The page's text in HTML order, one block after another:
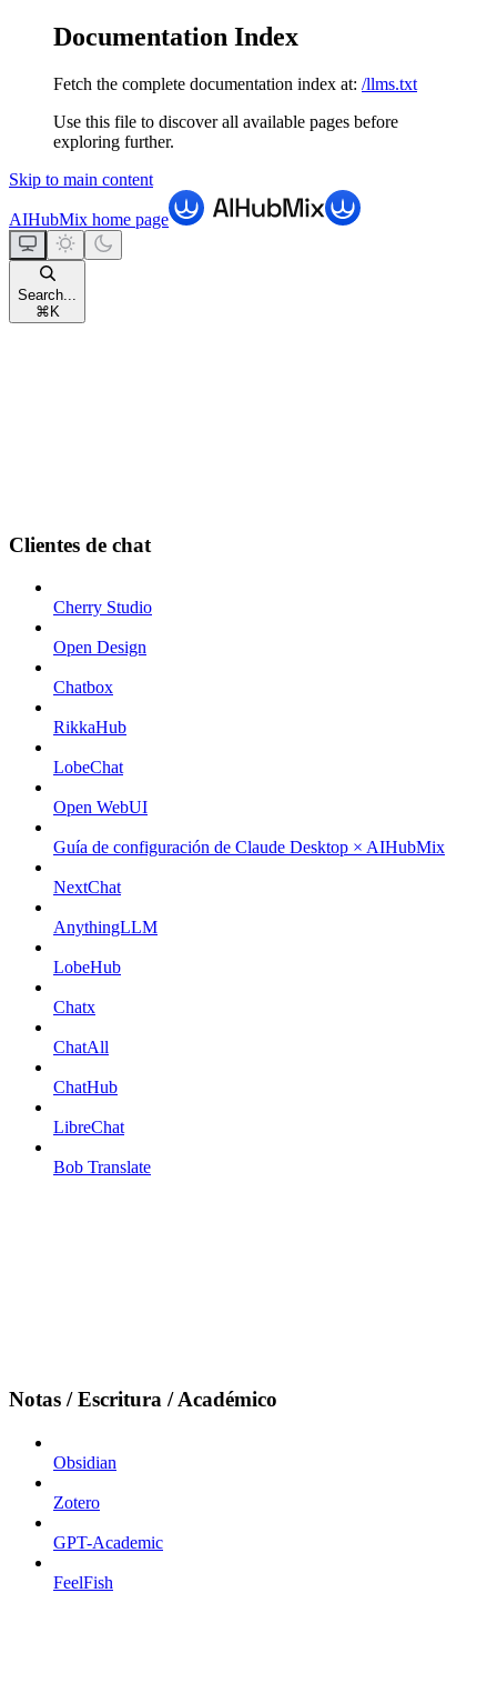
Documentation Index
Fetch the complete documentation index at: /llms.txt
Use this file to discover all available pages before
exploring further.
Skip to main content
AIHubMix home page
Search...
⌘ K
Clientes de chat
Cherry Studio
Open Design
Chatbox
RikkaHub
LobeChat
Open WebUI
Guía de configuración de Claude Desktop × AIHubMix
NextChat
AnythingLLM
LobeHub
Chatx
ChatAll
ChatHub
LibreChat
Bob Translate
Notas / Escritura / Académico
Obsidian
Zotero
GPT-Academic
FeelFish